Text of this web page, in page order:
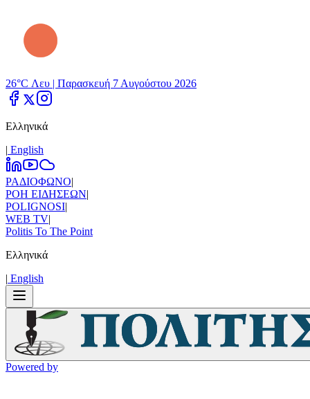
26°C Λευ | Παρασκευή 7 Αυγούστου 2026
Ελληνικά
| Εnglish
ΡΑΔΙΟΦΩΝΟ|
ΡΟΗ ΕΙΔΗΣΕΩΝ|
POLIGNOSI|
WEB TV|
Politis To The Point
Ελληνικά
| Εnglish
Powered by